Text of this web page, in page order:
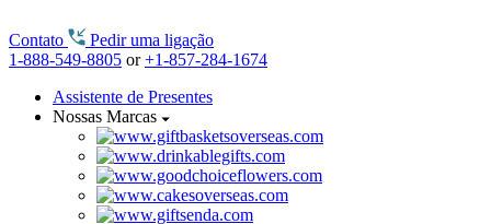
Contato
Pedir uma ligação
1-888-549-8805 or+1-857-284-1674
Assistente de Presentes
Nossas Marcas